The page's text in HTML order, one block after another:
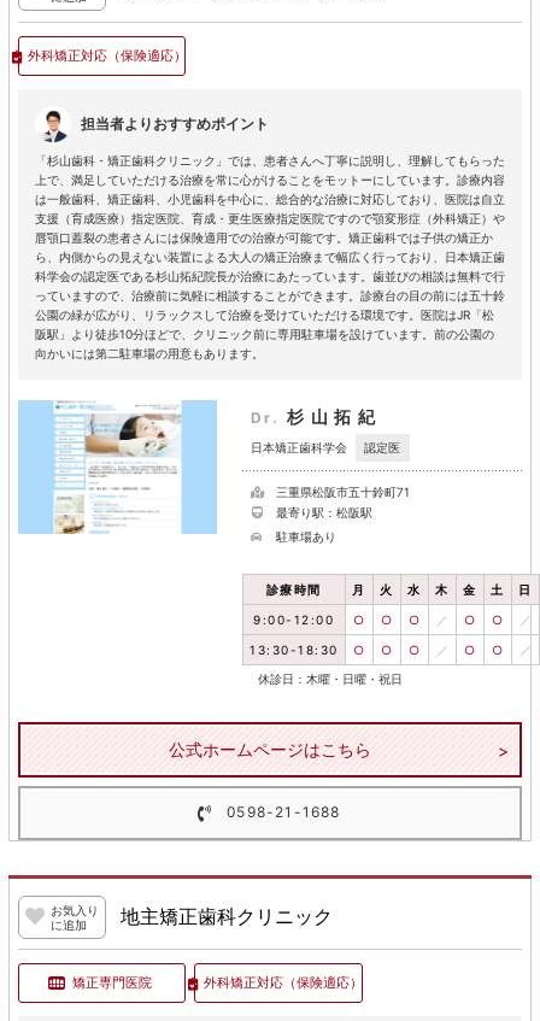
外科矯正対応（保険適応）
担当者よりおすすめポイント
「杉山歯科・矯正歯科クリニック」では、患者さんへ丁寧に説明し、理解してもらった
上で、満足していただける治療を常に心がけることをモットーにしています。診療内容
は一般歯科、矯正歯科、小児歯科を中心に、総合的な治療に対応しており、医院は自立
支援（育成医療）指定医院、育成・更生医療指定医院ですので顎変形症（外科矯正）や
唇顎口蓋裂の患者さんには保険適用での治療が可能です。矯正歯科では子供の矯正か
ら、内側からの見えない装置による大人の矯正治療まで幅広く行っており、日本矯正歯
科学会の認定医である杉山拓紀院長が治療にあたっています。歯並びの相談は無料で行
っていますので、治療前に気軽に相談することができます。診療台の目の前には五十鈴
公園の緑が広がり、リラックスして治療を受けていただける環境です。医院はJR「松
阪駅」より徒歩10分ほどで、クリニック前に専用駐車場を設けています。前の公園の
向かいには第二駐車場の用意もあります。
Dr. 杉山拓紀
日本矯正歯科学会 認定医
三重県松阪市五十鈴町71
最寄り駅：松阪駅
駐車場あり
診療時間 月 火 水 木 金 土 日
9:00-12:00 ○ ○ ○ ／ ○ ○ ／
13:30-18:30 ○ ○ ○ ／ ○ ○ ／
休診日：木曜・日曜・祝日
公式ホームページはこちら
0598-21-1688
お気入り
に追加
地主矯正歯科クリニック
矯正専門医院 外科矯正対応（保険適応）